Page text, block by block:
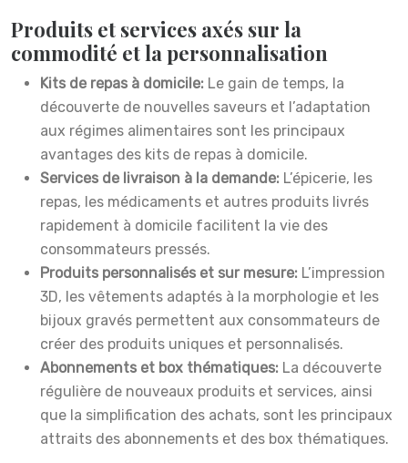
Produits et services axés sur la
commodité et la personnalisation
Kits de repas à domicile: Le gain de temps, la
découverte de nouvelles saveurs et l’adaptation
aux régimes alimentaires sont les principaux
avantages des kits de repas à domicile.
Services de livraison à la demande: L’épicerie, les
repas, les médicaments et autres produits livrés
rapidement à domicile facilitent la vie des
consommateurs pressés.
Produits personnalisés et sur mesure: L’impression
3D, les vêtements adaptés à la morphologie et les
bijoux gravés permettent aux consommateurs de
créer des produits uniques et personnalisés.
Abonnements et box thématiques: La découverte
régulière de nouveaux produits et services, ainsi
que la simplification des achats, sont les principaux
attraits des abonnements et des box thématiques.